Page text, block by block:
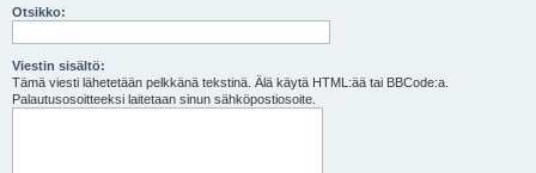
Otsikko:
Viestin sisältö:
Tämä viesti lähetetään pelkkänä tekstinä. Älä käytä HTML:ää tai BBCode:a.
Palautusosoitteeksi laitetaan sinun sähköpostiosoite.